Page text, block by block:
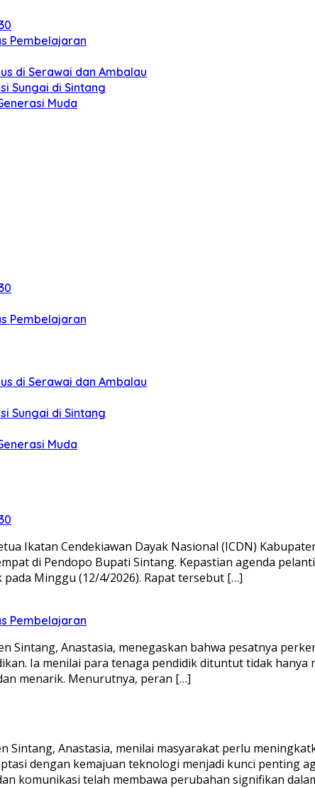
Pembelajaran
di Serawai dan Ambalau
Sungai di Sintang
Muda
Pembelajaran
di Serawai dan Ambalau
Sungai di Sintang
Muda
Ikatan Cendekiawan Dayak Nasional (ICDN)
di Pendopo Bupati Sintang. Kepastian agenda
Minggu (12/4/2026). Rapat tersebut […]
Pembelajaran
Sintang, Anastasia, menegaskan bahwa pesatnya
Ia menilai para tenaga pendidik dituntut tidak
menarik. Menurutnya, peran […]
Sintang, Anastasia, menilai masyarakat perlu
dengan kemajuan teknologi menjadi kunci penting
komunikasi telah membawa perubahan signifikan